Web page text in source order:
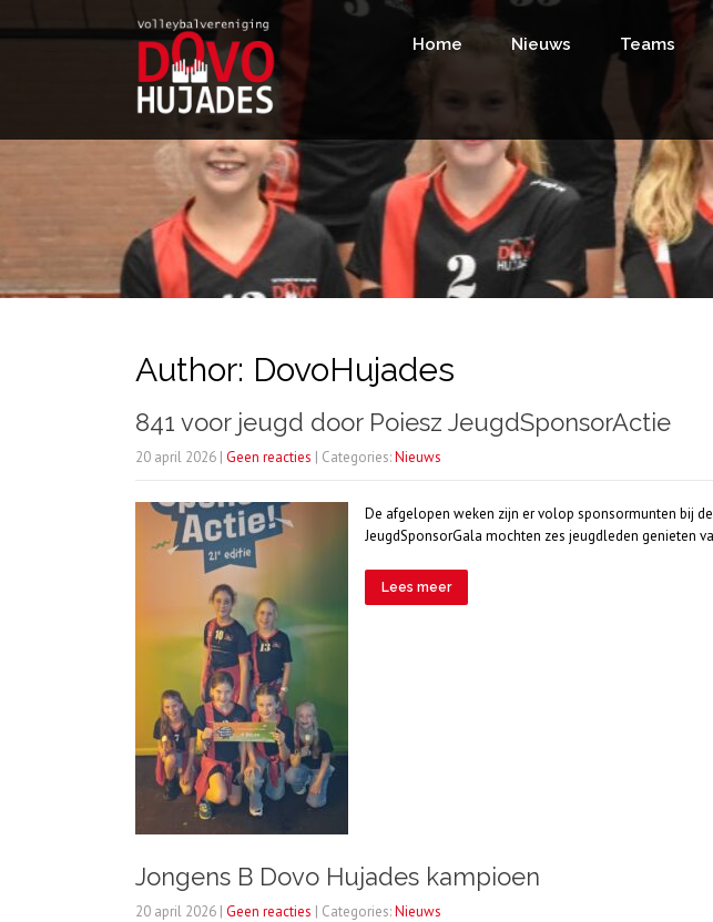
Home Nieuws Teams
Author: DovoHujades
841 voor jeugd door Poiesz JeugdSponsorActie
20 april 2026 | Geen reacties | Categories:Nieuws
De afgelopen weken zijn er volop sponsormunten bij
JeugdSponsorGala mochten zes jeugdleden genieten
Lees meer
Jongens B Dovo Hujades kampioen
20 april 2026 | Geen reacties | Categories:Nieuws